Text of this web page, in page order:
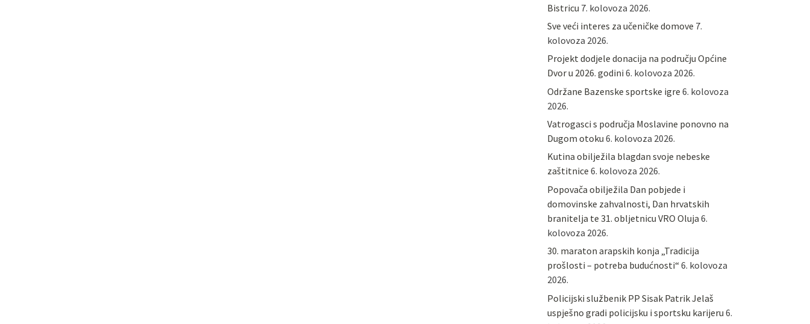
Bistricu 7. kolovoza 2026.
Sve veći interes za učeničke domove 7.
kolovoza 2026.
Projekt dodjele donacija na području Općine
Dvor u 2026. godini 6. kolovoza 2026.
Održane Bazenske sportske igre 6. kolovoza
2026.
Vatrogasci s područja Moslavine ponovno na
Dugom otoku 6. kolovoza 2026.
Kutina obilježila blagdan svoje nebeske
zaštitnice 6. kolovoza 2026.
Popovača obilježila Dan pobjede i
domovinske zahvalnosti, Dan hrvatskih
branitelja te 31. obljetnicu VRO Oluja 6.
kolovoza 2026.
30. maraton arapskih konja „Tradicija
prošlosti – potreba budućnosti“ 6. kolovoza
2026.
Policijski službenik PP Sisak Patrik Jelaš
uspješno gradi policijsku i sportsku karijeru 6.